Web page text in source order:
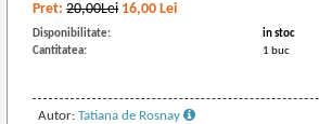
Pret:20,00Lei 16,00 Lei
Disponibilitate:
in stoc
Cantitatea:
1 buc
Autor:Tatiana de Rosnay